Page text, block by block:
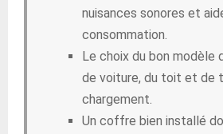
nuisances sonores et
consommation.
Le choix du bon modèle
de voiture, du toit et de
chargement.
Un coffre bien installé